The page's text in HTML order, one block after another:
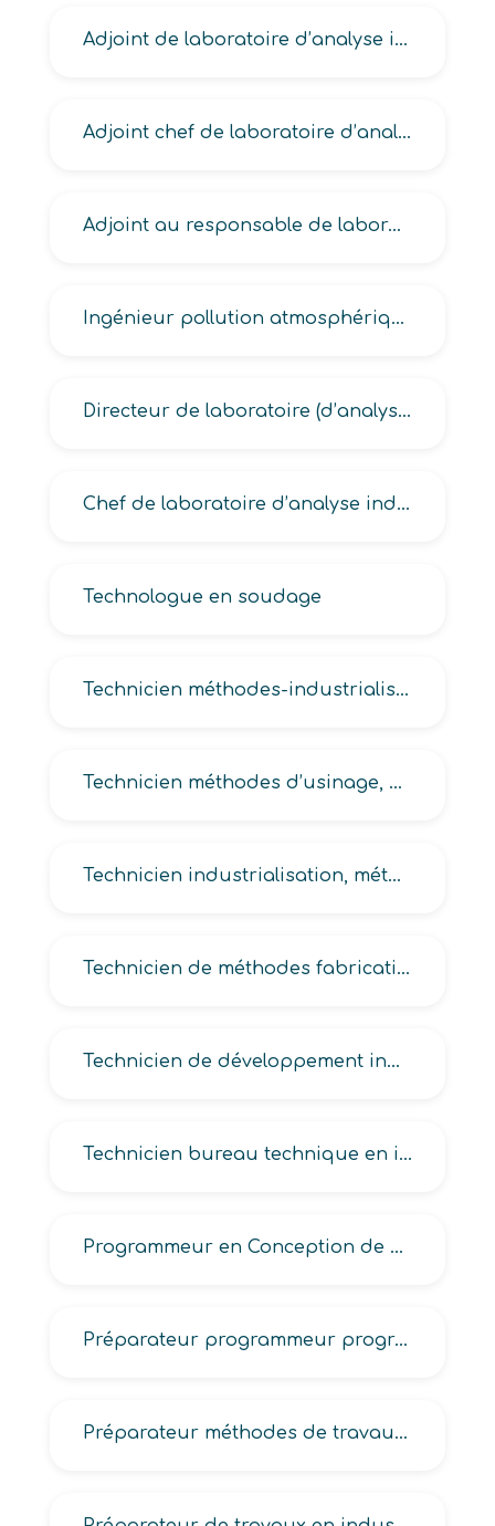
Adjoint de laboratoire d’analyse industrielle
Adjoint chef de laboratoire d’analyse industrielle
Adjoint au responsable de laboratoire (d’analyse industrielle, de contrôle en industrie)
Ingénieur pollution atmosphérique, qualité de l’air, qualité de l’eau, sanitaire des eaux, analyste de l’air
Directeur de laboratoire (d’analyse industrielle, vétérinaire)
Chef de laboratoire d’analyse industrielle
Technologue en soudage
Technicien méthodes-industrialisation, productique méthodes, chronométreur en méthodes-industrialisation
Technicien méthodes d’usinage, méthodes gammiste en industrie, méthodes outillage industriel, méthodes process
Technicien industrialisation, méthodes, méthodes atelier industriel, méthodes de fabrication, méthodes devis en industrie
Technicien de méthodes fabrication, des temps en méthodes-industrialisation, en application industrielle
Technicien de développement industrie méthode, de fabrication et de méthodes, de formulation en méthodes-industrialisation
Technicien bureau technique en industrie, d’atelier de fabrication et de méthodes, d’atelier et de méthodes en industrie
Programmeur en Conception de Fabrication Assistée par Ordinateur -CFAO-
Préparateur programmeur programmeuse en méthodes industrielles
Préparateur méthodes de travaux en maintenance industrielle, méthodes en construction navale